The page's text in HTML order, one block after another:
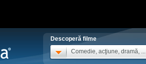
Descoperă filme
Comedie, acţiune, dramă, ...